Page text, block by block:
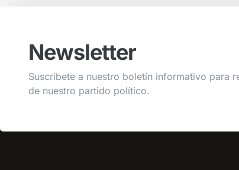
Newsletter
Suscríbete a nuestro boletín informativo para
de nuestro partido político.